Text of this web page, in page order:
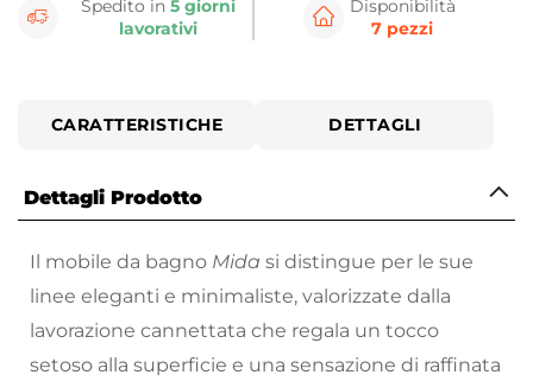
Spedito in5 giorni
lavorativi
Disponibilità
7 pezzi
CARATTERISTICHE DETTAGLI
Dettagli Prodotto
Il mobile da bagno Mida si distingue per le sue
linee eleganti e minimaliste, valorizzate dalla
lavorazione cannettata che regala un tocco
setoso alla superficie e una sensazione di raffinata